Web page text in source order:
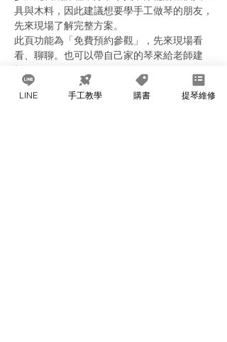
具與木料，因此建議想要學手工做琴的朋友，
先來現場了解完整方案。
此頁功能為「免費預約參觀」，先來現場看
看、聊聊。也可以帶自己家的琴來給老師建
檢。
每次上課限三組家庭預約。當天自行決定前來
時段即可。
LINE 手工教學 購書 提琴維修